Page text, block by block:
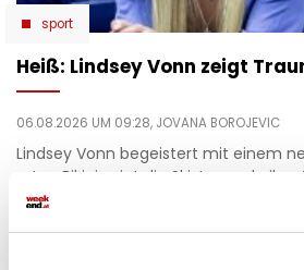
sport
Heiß: Lindsey Vonn zeigt
06.08.2026 UM 09:28, JOVANA BOROJEVIC
Lindsey Vonn begeistert mit einem
roten Bikini zeigt die Ski-Legende
genießt entspannte Stunden am Meer.